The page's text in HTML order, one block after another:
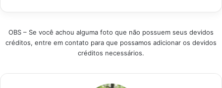
Produto Motivo da
Escolha Melhor Geral
width: 100%; border-
collapse: collapse;
margin-bottom: 20px;
OBS – Se você achou alguma foto que não possuem seus devidos
créditos, entre em contato para que possamos adicionar os devidos
créditos necessários.